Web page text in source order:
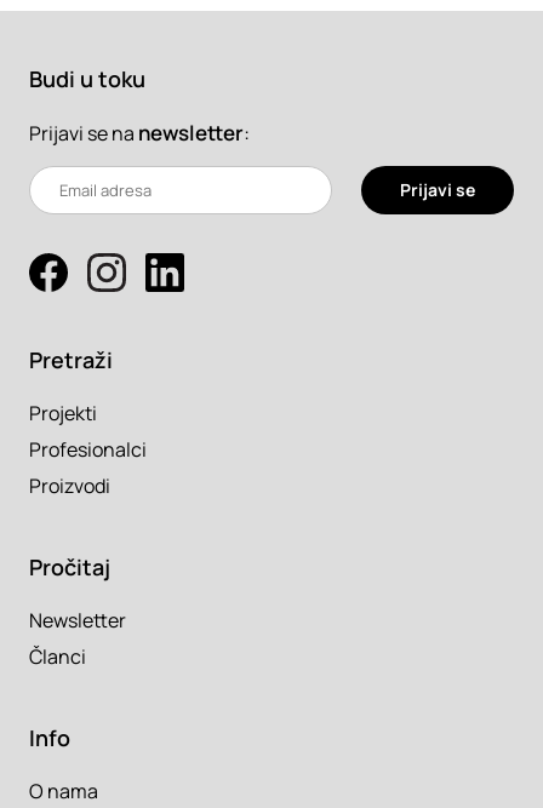
Budi u toku
Prijavi se na newsletter:
Prijavi se
Pretraži
Projekti
Profesionalci
Proizvodi
Pročitaj
Newsletter
Članci
Info
O nama